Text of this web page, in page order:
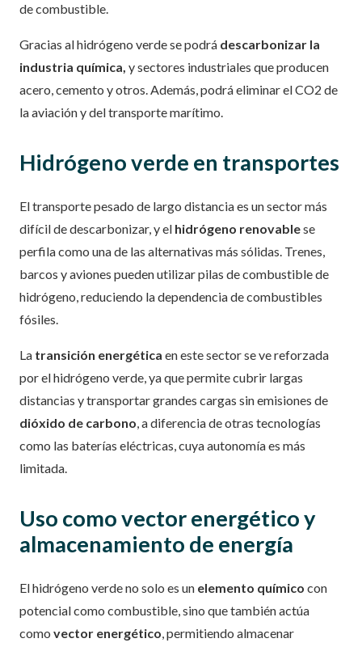
de combustible.
Gracias al hidrógeno verde se podrá descarbonizar la
industria química, y sectores industriales que producen
acero, cemento y otros. Además, podrá eliminar el CO2 de
la aviación y del transporte marítimo.
Hidrógeno verde en transportes
El transportepesado de largo distanciaes unsector más
difícil de descarbonizar, y el hidrógeno renovablese
perfila como una de las alternativas más sólidas. Trenes,
barcos y aviones pueden utilizar pilas de combustible de
hidrógeno, reduciendo la dependencia de combustibles
fósiles.
La transición energética en este sector se ve reforzada
por el hidrógeno verde, ya que permite cubrir largas
distancias y transportar grandes cargas sin emisiones de
dióxido de carbono, a diferencia de otras tecnologías
como las baterías eléctricas, cuya autonomía es más
limitada.
Uso como vector energético y
almacenamiento de energía
El hidrógeno verde no solo es un elemento químico con
potencial como combustible, sino que también actúa
como vector energético, permitiendo almacenar